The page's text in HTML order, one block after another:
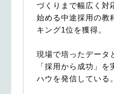
づくりまで幅広く対
始める中途採用の教
キング1位を獲得。
現場で培ったデータ
「採用から成功」
ハウを発信している。